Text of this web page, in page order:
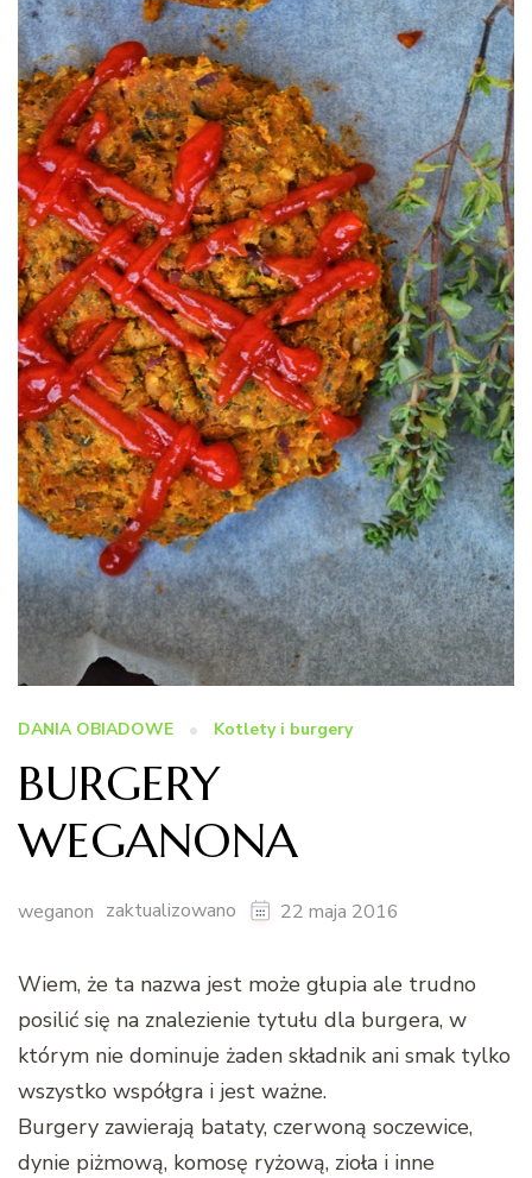
DANIA OBIADOWE Kotlety i burgery
BURGERY
WEGANONA
weganon zaktualizowano 22 maja 2016
Wiem, że ta nazwa jest może głupia ale trudno
posilić się na znalezienie tytułu dla burgera, w
którym nie dominuje żaden składnik ani smak tylko
wszystko współgra i jest ważne.
Burgery zawierają bataty, czerwoną soczewice,
dynie piżmową, komosę ryżową, zioła i inne